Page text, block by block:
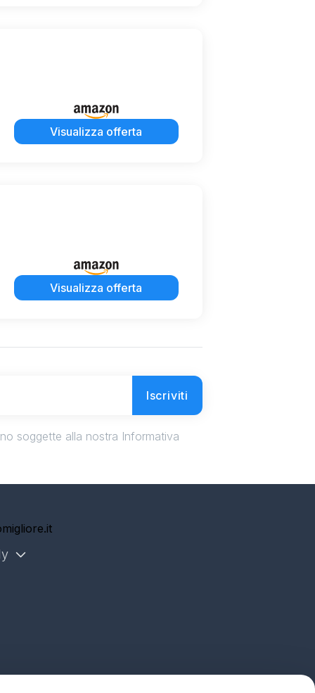
Visualizza offerta
Visualizza offerta
Iscriviti
soggette alla nostra Informativa